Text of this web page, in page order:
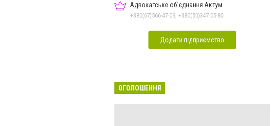
Адвокатське об'єднання Актум
+380(67)566-47-09, +380(50)347-05-80
Додати підприємство
ОГОЛОШЕННЯ